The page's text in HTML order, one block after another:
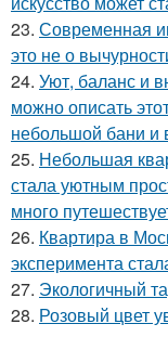
23. Современная
это не о
24. Уют, баланс и
можно описать
небольшой бани
25. Небольшая
стала уютным
много
26. Квартира в
эксперимента
27. Экологичный
28. Розовый цвет